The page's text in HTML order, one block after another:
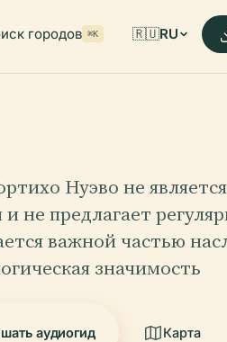
городов ⌘K 🇷🇺RU
Нуэво не
не предлагает
важной частью
значимость
аудиогид Карта